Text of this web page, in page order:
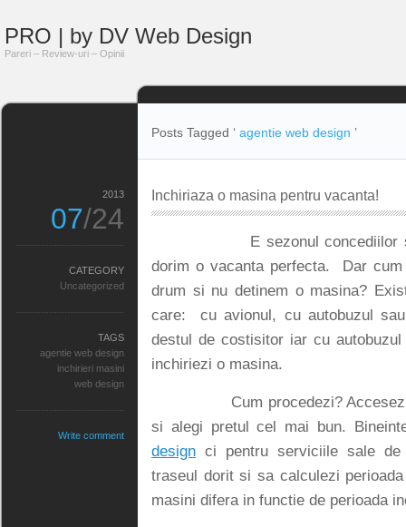
PRO | by DV Web Design
Pareri – Review-uri – Opinii
Posts Tagged ‘ agentie web design ’
Inchiriaza o masina pentru vacanta!
E sezonul concediilor si
dorim o vacanta perfecta. Dar
drum si nu detinem o masina?
care: cu avionul, cu autobuzul
destul de costisitor iar cu
inchiriezi o masina.
Cum procedezi? Accesezi
si alegi pretul cel mai bun.
design ci pentru serviciile sale
traseul dorit si sa calculezi
masini difera in functie de perioada
2013
07/24
CATEGORY
Uncategorized
TAGS
agentie web design
inchirieri masini
web design
Write comment